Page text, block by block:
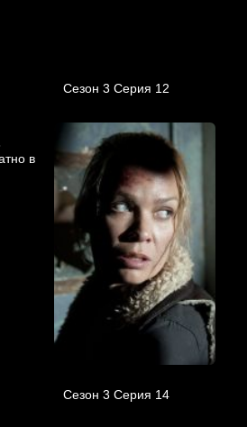
Сезон 3 Серия 12
Сезон 3 Серия 14